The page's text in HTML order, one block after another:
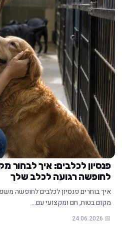
פנסיון לכלבים: איך לבחור
לחופשה רגועה לכלב שלך
איך בוחרים פנסיון לכלבים לחופשה
מקום בטוח, חם ומקצועי עם…
📅 24.06.2026